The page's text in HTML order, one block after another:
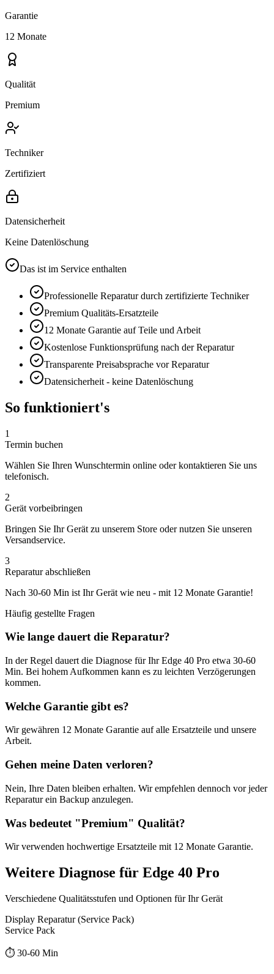
Garantie
12 Monate
Qualität
Premium
Techniker
Zertifiziert
Datensicherheit
Keine Datenlöschung
Das ist im Service enthalten
Professionelle Reparatur durch zertifizierte Techniker
Premium Qualitäts-Ersatzteile
12 Monate Garantie auf Teile und Arbeit
Kostenlose Funktionsprüfung nach der Reparatur
Transparente Preisabsprache vor Reparatur
Datensicherheit - keine Datenlöschung
So funktioniert's
1
Termin buchen
Wählen Sie Ihren Wunschtermin online oder kontaktieren Sie uns
telefonisch.
2
Gerät vorbeibringen
Bringen Sie Ihr Gerät zu unserem Store oder nutzen Sie unseren
Versandservice.
3
Reparatur abschließen
Nach 30-60 Min ist Ihr Gerät wie neu - mit 12 Monate Garantie!
Häufig gestellte Fragen
Wie lange dauert die Reparatur?
In der Regel dauert die Diagnose für IhrEdge 40 Pro etwa 30-60
Min. Bei hohem Aufkommen kann es zu leichten Verzögerungen
kommen.
Welche Garantie gibt es?
Wir gewähren 12 Monate Garantie auf alle Ersatzteile und unsere
Arbeit.
Gehen meine Daten verloren?
Nein, Ihre Daten bleiben erhalten. Wir empfehlen dennoch vor jeder
Reparatur ein Backup anzulegen.
Was bedeutet "Premium" Qualität?
Wir verwenden hochwertige Ersatzteile mit 12 Monate Garantie.
Weitere Diagnose für Edge 40 Pro
Verschiedene Qualitätsstufen und Optionen für Ihr Gerät
Display Reparatur (Service Pack)
Service Pack
⏱️ 30-60 Min